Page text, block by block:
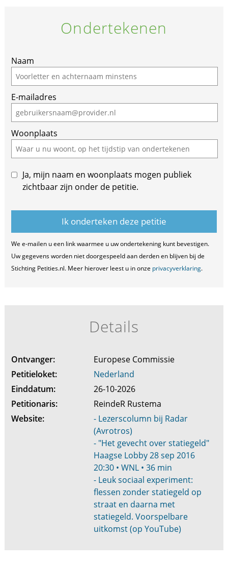
Ondertekenen
Naam
E-mailadres
Woonplaats
Ja, mijn naam en woonplaats mogen publiek
zichtbaar zijn onder de petitie.
We e-mailen u een link waarmee u uw ondertekening kunt bevestigen.
Uw gegevens worden niet doorgespeeld aan derden en blijven bij de
Stichting Petities.nl. Meer hierover leest u in onze privacyverklaring.
Details
Ontvanger:
Europese Commissie
Petitieloket:
Nederland
Einddatum:
26-10-2026
Petitionaris:
ReindeR Rustema
Website:
- Lezerscolumn bij Radar
(Avrotros)
- "Het gevecht over statiegeld"
Haagse Lobby 28 sep 2016
20:30 • WNL • 36 min
- Leuk sociaal experiment:
flessen zonder statiegeld op
straat en daarna met
statiegeld. Voorspelbare
uitkomst (op YouTube)